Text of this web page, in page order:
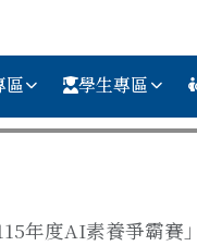
區 學生專區
年度AI素養爭霸